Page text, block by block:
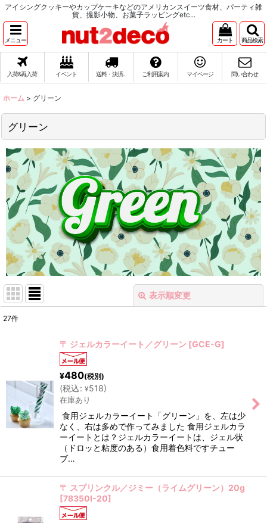
アイシングクッキーやカップケーキなどのアメリカンスイーツ食材、パーティ雑
貨、撮影小物、お菓子ラッピングetc...
メニュー カート 商品検索
入荷&再入荷 イベント 送料・決済... ご利用案内 マイページ 問い合わせ
ホーム > グリーン
グリーン
表示順変更
並び順:
絞り込む
27件
〒 ジェルカラーイート／グリーン [GCE-G]
¥480(税別)
(税込: ¥518)
在庫あり
食用ジェルカラーイート「グリーン」を、左は少
なく、右は多めで作ってみました 食用ジェルカラ
ーイートとは？ジェルカラーイートは、ジェル状
（ドロッと粘度のある）食用着色料ですチュー
ブ…
〒 スプリンクル／ジミー（ライムグリーン）20g
[78350I-20]